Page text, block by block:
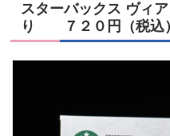
スターバックス ヴィ
り ７２０円（税込）